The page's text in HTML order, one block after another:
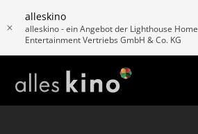
alleskino
alleskino - ein Angebot der Lighthouse Home
Entertainment Vertriebs GmbH & Co. KG